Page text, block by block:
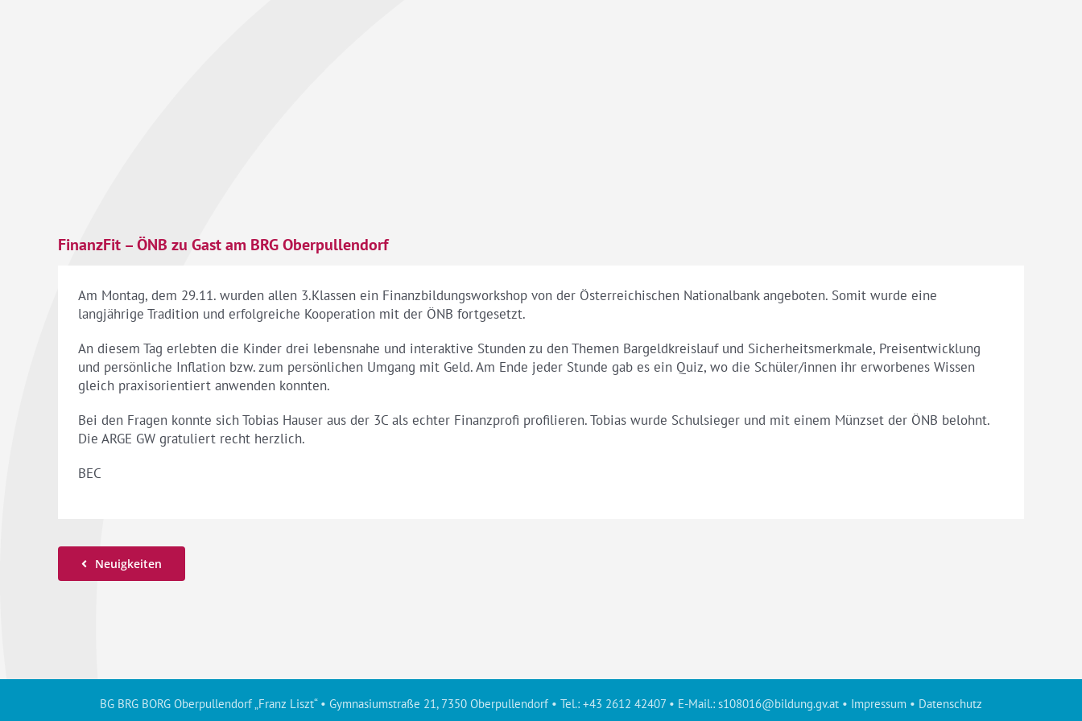
FinanzFit – ÖNB zu Gast am BRG Oberpullendorf
Am Montag, dem 29.11. wurden allen 3.Klassen ein Finanzbildungsworkshop von der Österreichischen Nationalbank angeboten. Somit wurde eine
langjährige Tradition und erfolgreiche Kooperation mit der ÖNB fortgesetzt.
An diesem Tag erlebten die Kinder drei lebensnahe und interaktive Stunden zu den Themen Bargeldkreislauf und Sicherheitsmerkmale, Preisentwicklung
und persönliche Inflation bzw. zum persönlichen Umgang mit Geld. Am Ende jeder Stunde gab es ein Quiz, wo die Schüler/innen ihr erworbenes Wissen
gleich praxisorientiert anwenden konnten.
Bei den Fragen konnte sich Tobias Hauser aus der 3C als echter Finanzprofi profilieren. Tobias wurde Schulsieger und mit einem Münzset der ÖNB belohnt.
Die ARGE GW gratuliert recht herzlich.
BEC
Neuigkeiten
BG BRG BORG Oberpullendorf „Franz Liszt“ • Gymnasiumstraße 21, 7350 Oberpullendorf • Tel.: +43 2612 42407 • E-Mail.: s108016@bildung.gv.at • Impressum • Datenschutz